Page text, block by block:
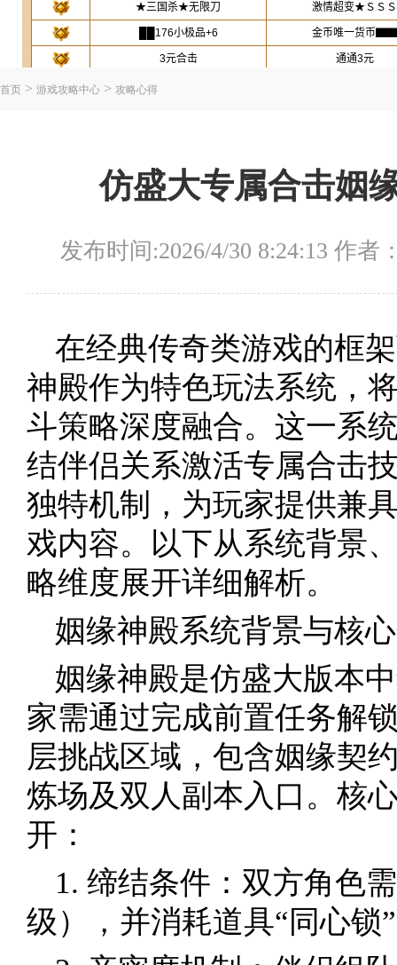
首页 > 游戏攻略中心 > 攻略心得
仿盛大专属合击姻
发布时间:2026/4/30 8:24:13 作者
在经典传奇类游戏的框
神殿作为特色玩法系统，
斗策略深度融合。这一系
结伴侣关系激活专属合击
独特机制，为玩家提供兼
戏内容。以下从系统背景
略维度展开详细解析。
姻缘神殿系统背景与核
姻缘神殿是仿盛大版本
家需通过完成前置任务解
层挑战区域，包含姻缘契
炼场及双人副本入口。核
开：
1. 缔结条件：双方角色
级），并消耗道具“同心锁